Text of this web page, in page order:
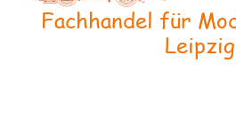
Fachhandel für
Leipzig